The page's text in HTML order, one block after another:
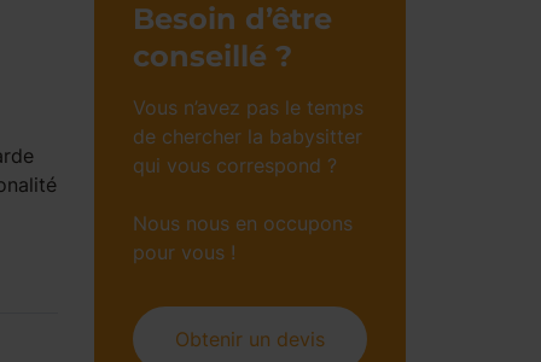
Besoin d’être
conseillé ?
Vous n’avez pas le temps
de chercher la babysitter
qui vous correspond ?
Nous nous en occupons
pour vous !
Obtenir un devis